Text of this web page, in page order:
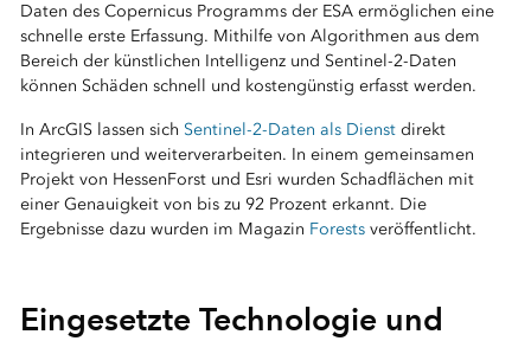
Daten des Copernicus Programms der ESA ermöglichen eine
schnelle erste Erfassung. Mithilfe von Algorithmen aus dem
Bereich der künstlichen Intelligenz und Sentinel-2-Daten
können Schäden schnell und kostengünstig erfasst werden.
In ArcGIS lassen sich Sentinel-2-Daten als Dienstdirekt
integrieren und weiterverarbeiten. In einem gemeinsamen
Projekt von HessenForst und Esri wurden Schadflächen mit
einer Genauigkeit von bis zu 92 Prozent erkannt. Die
Ergebnisse dazu wurden im Magazin Forestsveröffentlicht.
Eingesetzte Technologie und